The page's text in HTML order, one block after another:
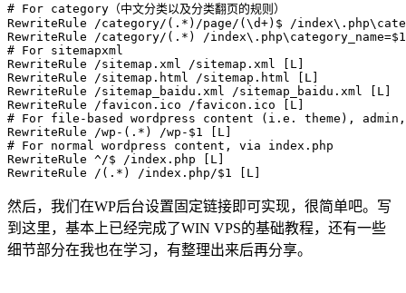
# For category（中文分类以及分类翻页的规则）
RewriteRule /category/(.*)/page/(\d+)$ /
RewriteRule /category/(.*) /index\.php\category_name=$1
# For sitemapxml
RewriteRule /sitemap.xml /sitemap.xml [L]
RewriteRule /sitemap.html /sitemap.html [L]
RewriteRule /sitemap_baidu.xml /sitemap_baidu.xml [L]
RewriteRule /favicon.ico /favicon.ico [L]
# For file-based wordpress content (i.e. theme),
RewriteRule /wp-(.*) /wp-$1 [L]
# For normal wordpress content, via index.php
RewriteRule ^/$ /index.php [L]
RewriteRule /(.*) /index.php/$1 [L]
然后，我们在WP后台设置固定链接即可实现，很简单吧。写
到这里，基本上已经完成了WIN VPS的基础教程，还有一些
细节部分在我也在学习，有整理出来后再分享。